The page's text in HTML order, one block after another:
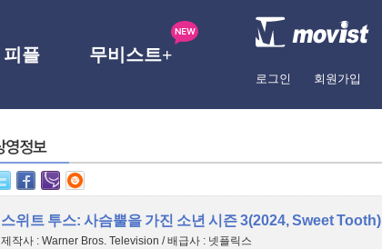
피플 무비스트+
로그인 회원가입
스위트 투스: 사슴뿔을 가진 소년 시즌 3(2024, Sweet Tooth)
제작사 : Warner Bros. Television / 배급사 : 넷플릭스